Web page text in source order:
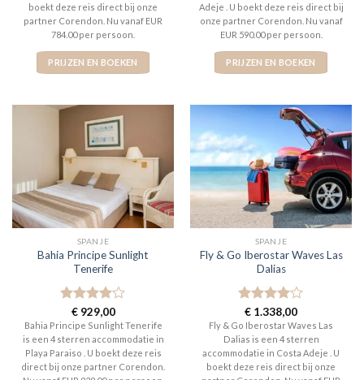
boekt deze reis direct bij onze
partner Corendon. Nu vanaf EUR
784.00 per persoon.
PRIJZEN EN BOEKEN
Adeje . U boekt deze reis direct bij
onze partner Corendon. Nu vanaf
EUR 590.00 per persoon.
PRIJZEN EN BOEKEN
SPANJE
Bahia Principe Sunlight
Tenerife
Gewaardeerd
4uit 5
€929,00
Bahia Principe Sunlight Tenerife
is een 4 sterren accommodatie in
Playa Paraiso . U boekt deze reis
direct bij onze partner Corendon.
SPANJE
Fly & Go Iberostar Waves Las
Dalias
Gewaardeerd
4 uit 5
€ 1.338,00
Fly & Go Iberostar Waves Las
Dalias is een 4 sterren
accommodatie in Costa Adeje . U
boekt deze reis direct bij onze